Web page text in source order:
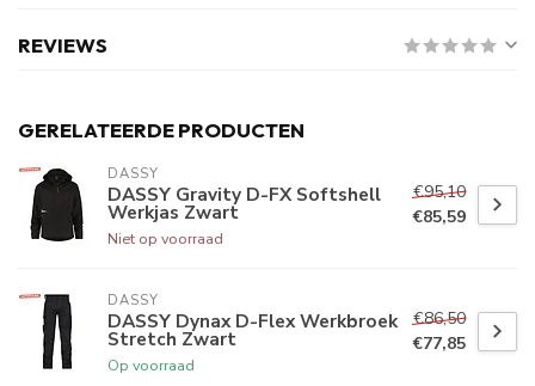
REVIEWS
GERELATEERDE PRODUCTEN
DASSY
DASSY Gravity D-FX Softshell
Werkjas Zwart
Niet op voorraad
€95,10
€85,59
DASSY
DASSY Dynax D-Flex Werkbroek
Stretch Zwart
Op voorraad
€86,50
€77,85